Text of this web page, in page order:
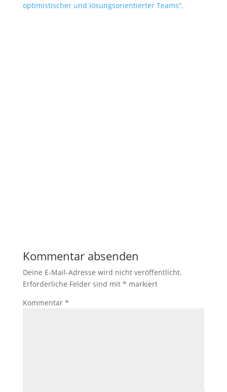
optimistischer und lösungsorientierter Teams“.
Kommentar absenden
Deine E-Mail-Adresse wird nicht veröffentlicht.
Erforderliche Felder sind mit * markiert
Kommentar *